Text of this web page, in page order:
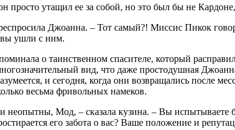
просто утащил ее за собой, но это был бы не
Джоанна. – Тот самый?! Миссис Пикок
ушли с ним.
о таинственном спасителе, который
вид, что даже простодушная
и сегодня, когда они возвращались после
весьма фривольных намеков.
Мод, – сказала кузина. – Вы испытываете
его забота о вас? Ваше положение и